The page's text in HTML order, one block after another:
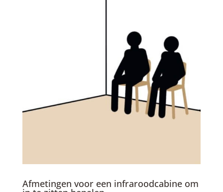
Afmetingen voor een infraroodcabine om